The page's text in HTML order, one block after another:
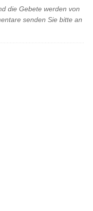
die Gebete werden von
senden Sie bitte an